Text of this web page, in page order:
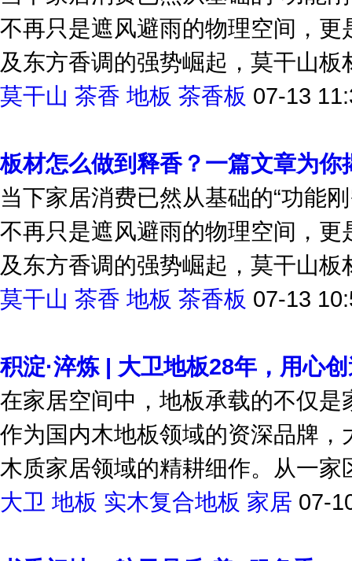
当下家居消费已然从基础的“功能
不再只是遮风避雨的物理空间，
及东方香调的强势崛起，莫干山板
莫干山 茶香 地板 茶香板
板材怎么做到释香？一篇文章为
当下家居消费已然从基础的“功能
不再只是遮风避雨的物理空间，
及东方香调的强势崛起，莫干山板
莫干山 茶香 地板 茶香板
积淀·淬炼 | 大卫地板28年，用心
在家居空间中，地板承载的不仅
作为国内木地板领域的资深品牌
木质家居领域的精耕细作。从一
大卫
地板 实木复合地板 家居